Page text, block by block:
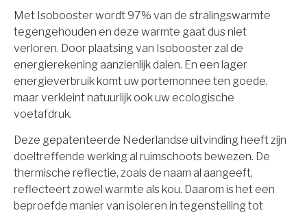
Met Isobooster wordt 97% van de stralingswarmte
tegengehouden en deze warmte gaat dus niet
verloren. Door plaatsing van Isobooster zal de
energierekening aanzienlijk dalen. En een lager
energieverbruik komt uw portemonnee ten goede,
maar verkleint natuurlijk ook uw ecologische
voetafdruk.
Deze gepatenteerde Nederlandse uitvinding heeft zijn
doeltreffende werking al ruimschoots bewezen. De
thermische reflectie, zoals de naam al aangeeft,
reflecteert zowel warmte als kou. Daarom is het een
beproefde manier van isoleren in tegenstelling tot